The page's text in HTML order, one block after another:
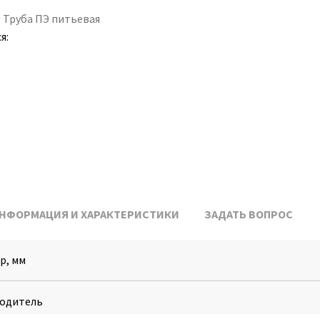
Труба ПЭ питьевая
И ХАРАКТЕРИСТИКИ ЗАДАТЬ ВОПРОС
мм